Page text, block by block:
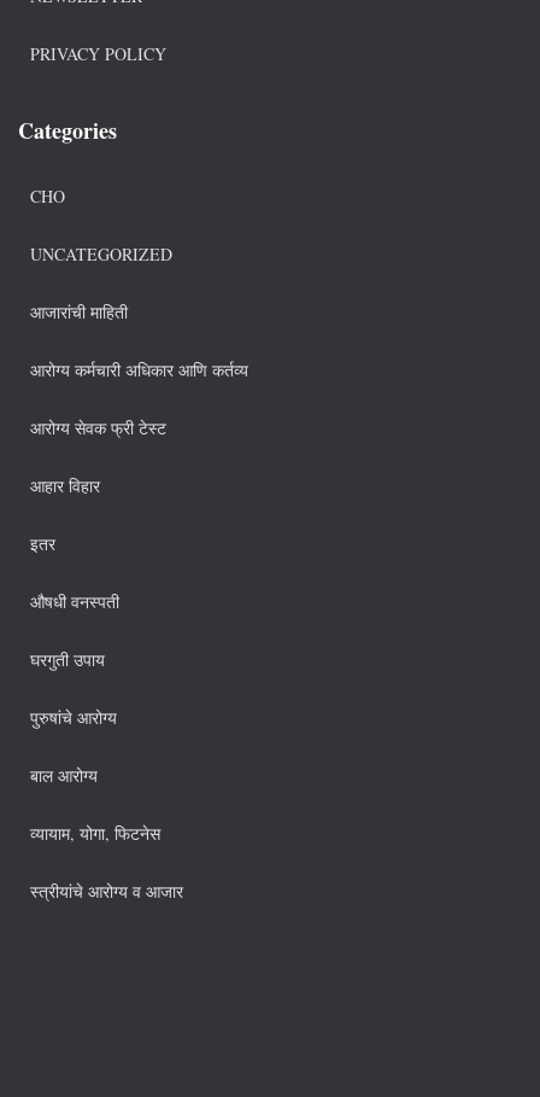
PRIVACY POLICY
Categories
CHO
UNCATEGORIZED
आजारांची माहिती
आरोग्य कर्मचारी अधिकार आणि कर्तव्य
आरोग्य सेवक फ्री टेस्ट
आहार विहार
इतर
औषधी वनस्पती
घरगुती उपाय
पुरुषांचे आरोग्य
बाल आरोग्य
व्यायाम, योगा, फिटनेस
स्त्रीयांचे आरोग्य व आजार